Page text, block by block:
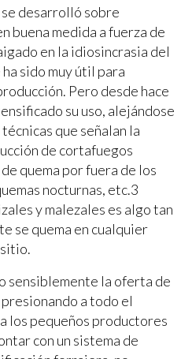
desarrolló sobre
buena medida a fuerza de
en la idiosincrasia del
sido muy útil para
Pero desde hace
su uso, alejándose
que señalan la
de cortafuegos
quema por fuera de los
nocturnas, etc.3
y malezales es algo tan
se quema en cualquier
sensiblemente la oferta de
a todo el
los pequeños productores
con un sistema de